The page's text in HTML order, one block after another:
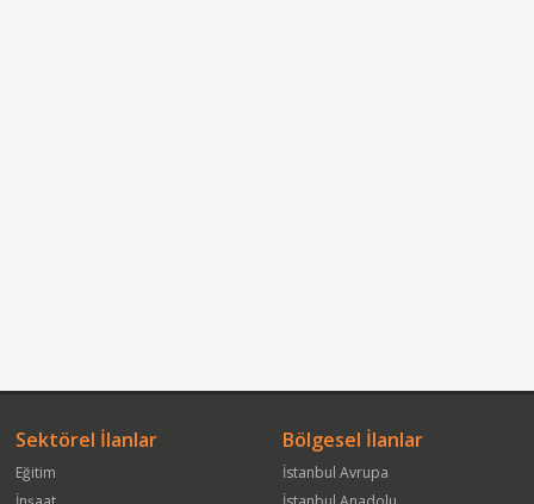
Sektörel İlanlar
Eğitim
Bölgesel İlanlar
İstanbul Avrupa